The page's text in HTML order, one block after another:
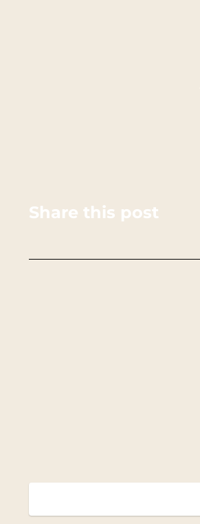
Share this post